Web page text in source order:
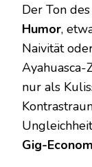
Der Ton
Humor,
Naivität
Ayahuasca-
nur als
Gig-